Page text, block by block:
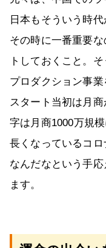
日本もそういう時
その時に一番重要
トしておくこと。
プロダクション事業
スタート当初は月
字は月商1000万規
長くなっているコ
なんだなという手
ます。